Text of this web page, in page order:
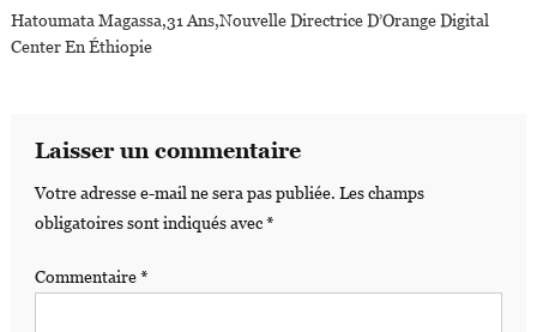
Hatoumata Magassa,31 Ans,nouvelle Directrice D’Orange Digital
Center En Éthiopie
Laisser un commentaire
Votre adresse e-mail ne sera pas publiée. Les champs
obligatoires sont indiqués avec*
Commentaire*